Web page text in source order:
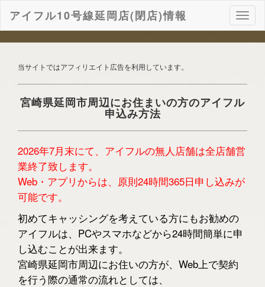
ナ
ビ
ゲ
ン
アイフル10号線延岡店(閉店)情報
当サイトではアフィリエイト広告を利用しています。
宮崎県延岡市周辺にお住まいの方のアイフル
申込み方法
2026年7月末にて、アイフルの無人店舗は全店舗営
業終了致します。
Web・アプリからは、原則24時間365日申し込みが
可能です。
初めてキャッシングを考えている方にもお勧めの
アイフルは、PCやスマホなどから24時間簡単に申
し込むことが出来ます。
宮崎県延岡市周辺にお住いの方が、Web上で契約
を行う際の通常の流れとしては、